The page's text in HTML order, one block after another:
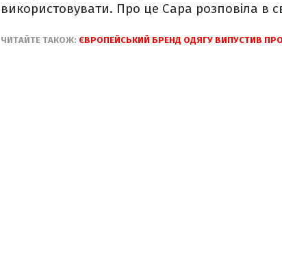
використовувати. Про це Сара розповіла в
ЧИТАЙТЕ ТАКОЖ: ЄВРОПЕЙСЬКИЙ БРЕНД ОДЯГУ ВИПУСТИВ